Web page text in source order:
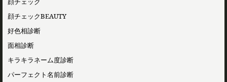
顔チェックBEAUTY
好色相診断
面相診断
キラキラネーム度診断
パーフェクト名前診断